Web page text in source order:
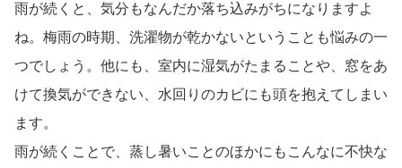
雨が続くと、気分もなんだか落ち込みがちになりますよ
ね。梅雨の時期、洗濯物が乾かないということも悩みの一
つでしょう。他にも、室内に湿気がたまることや、窓をあ
けて換気ができない、水回りのカビにも頭を抱えてしまい
ます。
雨が続くことで、蒸し暑いことのほかにもこんなに不快な